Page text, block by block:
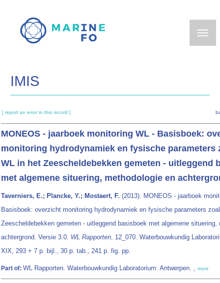
main
IMIS
[ report an error in this record ]
MONEOS - jaarboek monitoring WL - Basisboek:
monitoring hydrodynamiek en fysische parameters
WL in het Zeescheldebekken gemeten - uitleggend
met algemene situering, methodologie en
Taverniers, E.; Plancke, Y.; Mostaert, F. (2013). MONEOS - jaarboek
Basisboek: overzicht monitoring hydrodynamiek en fysische parameters
Zeescheldebekken gemeten - uitleggend basisboek met algemene situering,
achtergrond. Versie 3.0. WL Rapporten, 12_070. Waterbouwkundig
XIX, 293 + 7 p. bijl., 30 p. tab., 241 p. fig. pp.
Part of: WL Rapporten. Waterbouwkundig Laboratorium: Antwerpen. , more